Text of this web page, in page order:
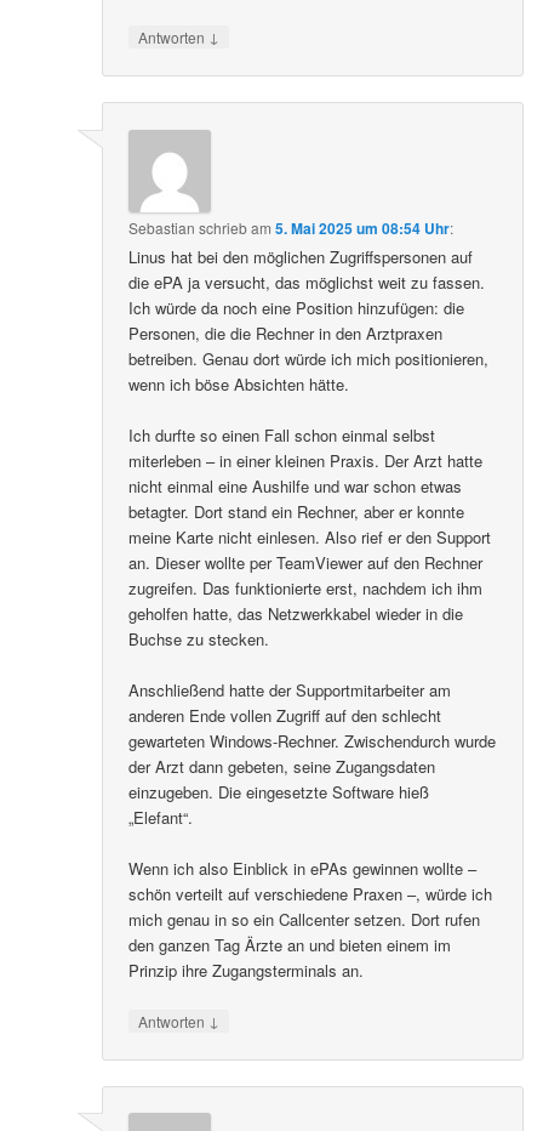
Antworten ↓
Sebastian schriebam5. Mai 2025 um 08:54 Uhr:
Linus hat bei den möglichen Zugriffspersonen auf
die ePA ja versucht, das möglichst weit zu fassen.
Ich würde da noch eine Position hinzufügen: die
Personen, die die Rechner in den Arztpraxen
betreiben. Genau dort würde ich mich positionieren,
wenn ich böse Absichten hätte.
Ich durfte so einen Fall schon einmal selbst
miterleben – in einer kleinen Praxis. Der Arzt hatte
nicht einmal eine Aushilfe und war schon etwas
betagter. Dort stand ein Rechner, aber er konnte
meine Karte nicht einlesen. Also rief er den Support
an. Dieser wollte per TeamViewer auf den Rechner
zugreifen. Das funktionierte erst, nachdem ich ihm
geholfen hatte, das Netzwerkkabel wieder in die
Buchse zu stecken.
Anschließend hatte der Supportmitarbeiter am
anderen Ende vollen Zugriff auf den schlecht
gewarteten Windows-Rechner. Zwischendurch wurde
der Arzt dann gebeten, seine Zugangsdaten
einzugeben. Die eingesetzte Software hieß
„Elefant“.
Wenn ich also Einblick in ePAs gewinnen wollte –
schön verteilt auf verschiedene Praxen –, würde ich
mich genau in so ein Callcenter setzen. Dort rufen
den ganzen Tag Ärzte an und bieten einem im
Prinzip ihre Zugangsterminals an.
Antworten ↓